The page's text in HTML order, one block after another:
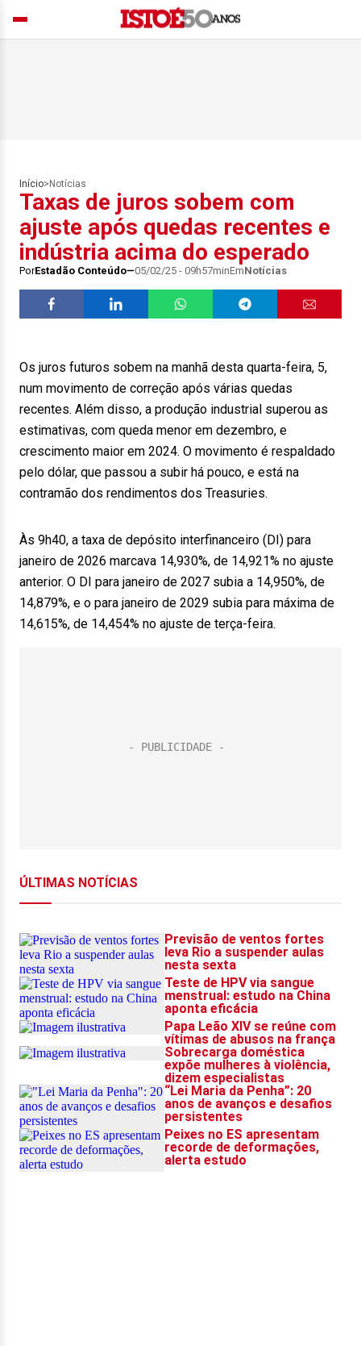
Início> Notícias
Taxas de juros sobem com
ajuste após quedas recentes e
indústria acima do esperado
PorEstadão Conteúdo 05/02/25 - 09h57minEmNotícias
Os juros futuros sobem na manhã desta quarta-feira, 5,
num movimento de correção após várias quedas
recentes. Além disso, a produção industrial superou as
estimativas, com queda menor em dezembro, e
crescimento maior em 2024. O movimento é respaldado
pelo dólar, que passou a subir há pouco, e está na
contramão dos rendimentos dos Treasuries.
Às 9h40, a taxa de depósito interfinanceiro (DI) para
janeiro de 2026 marcava 14,930%, de 14,921% no ajuste
anterior. O DI para janeiro de 2027 subia a 14,950%, de
14,879%, e o para janeiro de 2029 subia para máxima de
14,615%, de 14,454% no ajuste de terça-feira.